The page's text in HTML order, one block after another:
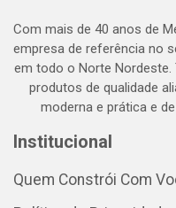
Com mais de 40 anos de
empresa de referência no
em todo o Norte
produtos de qualidade
moderna e prática e
Institucional
Quem Constrói Com